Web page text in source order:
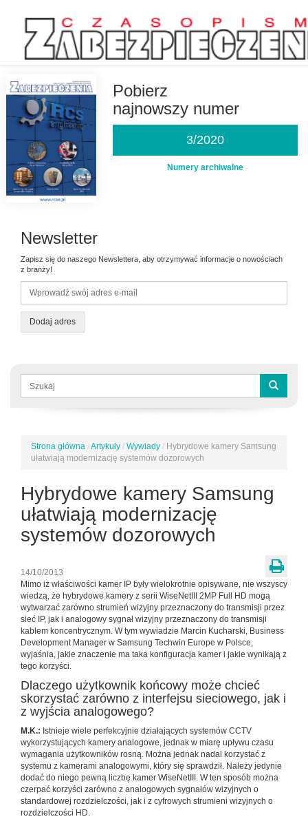
Przejdź
Pobierz
najnowszy numer
3/2020
Numery archiwalne
Newsletter
Zapisz się do naszego Newslettera, aby otrzymywać informacje o nowościach
z branży!
Dodaj adres
Formularz
wyszukiwania
Jesteś
tutaj
Strona główna /Artykuły / Wywiady / Hybrydowe kamery Samsung
ułatwiają modernizację systemów dozorowych
Hybrydowe kamery Samsung
ułatwiają modernizację
systemów dozorowych
14/10/2013
Mimo iż właściwości kamer IP były wielokrotnie opisywane, nie wszyscy
wiedzą, że hybrydowe kamery z serii WiseNetIII 2MP Full HD mogą
wytwarzać zarówno strumień wizyjny przeznaczony do transmisji przez
sieć IP, jak i analogowy sygnał wizyjny przeznaczony do transmisji
kablem koncentrycznym. W tym wywiadzie Marcin Kucharski, Business
Development Manager w Samsung Techwin Europe w Polsce,
wyjaśnia, jakie znaczenie ma taka konfiguracja kamer i jakie wynikają z
tego korzyści.
Dlaczego użytkownik końcowy może chcieć
skorzystać zarówno z interfejsu sieciowego, jak i
z wyjścia analogowego?
M.K.: Istnieje wiele perfekcyjnie działających systemów CCTV
wykorzystujących kamery analogowe, jednak w miarę upływu czasu
wymagania użytkowników rosną. Można jednak nadal korzystać z
systemu z kamerami analogowymi, który się sprawdził. Należy jedynie
dodać do niego pewną liczbę kamer WiseNetIII. W ten sposób można
czerpać korzyści zarówno z analogowych sygnałów wizyjnych o
standardowej rozdzielczości, jak i z cyfrowych strumieni wizyjnych o
rozdzielczości HD.